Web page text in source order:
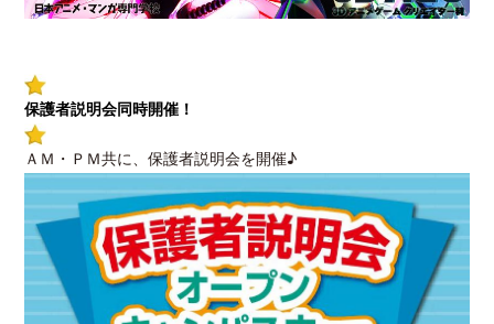
保護者説明会同時開催！
ＡＭ・ＰＭ共に、保護者説明会を開催♪